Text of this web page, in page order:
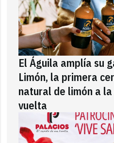
El Águila amplía su
Limón, la primera
natural de limón a
vuelta